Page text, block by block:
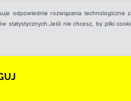
odpowiednie rozwiązania technologiczne
statystycznych.Jeśli nie chcesz, by pliki